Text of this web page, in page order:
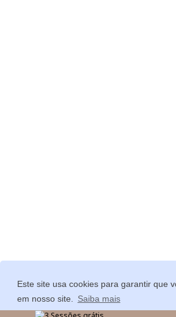
Este site usa cookies para garantir que
em nosso site. Saiba mais